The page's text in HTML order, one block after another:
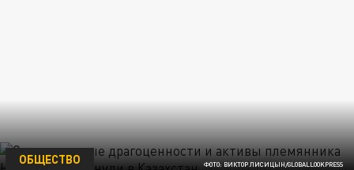
ФОТО: ВИКТОР ЛИСИЦЫН/GLOBALLOOKPRESS
ОБЩЕСТВО